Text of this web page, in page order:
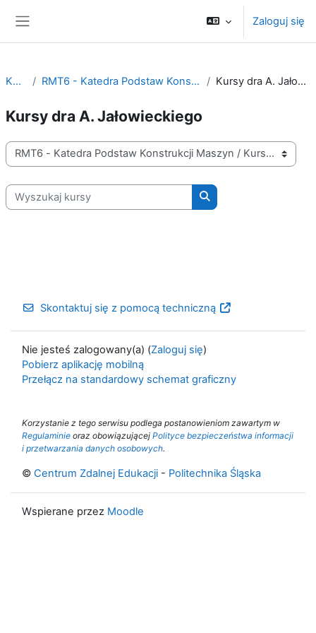
Zaloguj się
Kursy RMT6 - Katedra Podstaw Konstrukcji Maszyn Kursy dra A. Jałowieckiego
Kursy dra A. Jałowieckiego
Kategorie kursów
Wyszukaj kursy
Wyszukaj kursy
Skontaktuj się z pomocą techniczną
Nie jesteś zalogowany(a) (Zaloguj się)
Pobierz aplikację mobilną
Przełącz na standardowy schemat graficzny
Korzystanie z tego serwisu podlega postanowieniom zawartym w
Regulaminie oraz obowiązującej Polityce bezpieczeństwa informacji
i przetwarzania danych osobowych.
© Centrum Zdalnej Edukacji - Politechnika Śląska
Wspierane przez Moodle